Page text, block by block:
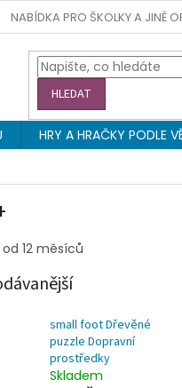
NABÍDKA PRO ŠKOLKY A JINÉ
HLEDAT
HRY A HRAČKY PODLE
12 měsíců
small foot Dřevěné
puzzle Dopravní
prostředky
Skladem